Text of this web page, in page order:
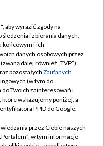
TVP
aby wyrazić zgody na
i zbierania danych,
końcowym i ich
danych osobowych przez
dalej również „TVP”),
pozostałych Zaufanych
(w tym do
Twoich zainteresowań i
wskazujemy poniżej, a
PPID do Google.
przez Ciebie naszych
w tym informacje